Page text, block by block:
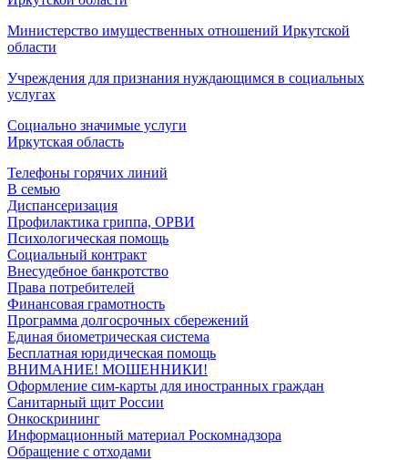
Министерство имущественных отношений Иркутской
области
Учреждения для признания нуждающимся в социальных
услугах
Социально значимые услуги
Иркутская область
Телефоны горячих линий
В семью
Диспансеризация
Профилактика гриппа, ОРВИ
Психологическая помощь
Социальный контракт
Внесудебное банкротство
Права потребителей
Финансовая грамотность
Программа долгосрочных сбережений
Единая биометрическая система
Бесплатная юридическая помощь
ВНИМАНИЕ! МОШЕННИКИ!
Оформление сим-карты для иностранных граждан
Санитарный щит России
Онкоскрининг
Информационный материал Роскомнадзора
Обращение с отходами